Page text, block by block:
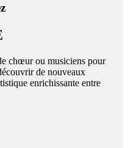
chœur ou musiciens pour
de nouveaux
enrichissante entre